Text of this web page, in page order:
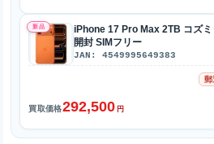
新品
iPhone 17 Pro Max 2TB コズ
開封 SIMフリー
JAN: 4549995649383
郵
買取価格292,500 円